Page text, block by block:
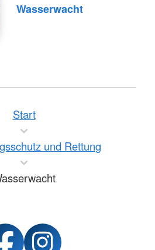
Wasserwacht
Start
und Rettung